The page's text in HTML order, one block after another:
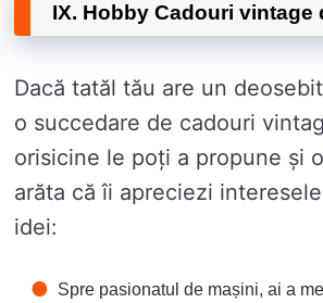
IX. Hobby Cadouri vintage
Dacă tatăl tău are un
o succedare de cadouri
orisicine le poți a propune și
arăta că îi apreciezi
idei:
Spre pasionatul de mașini, ai a